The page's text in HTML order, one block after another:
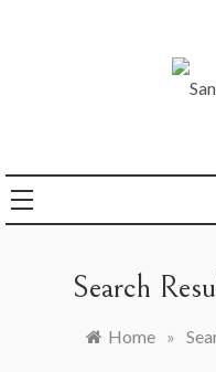
Search
Home »